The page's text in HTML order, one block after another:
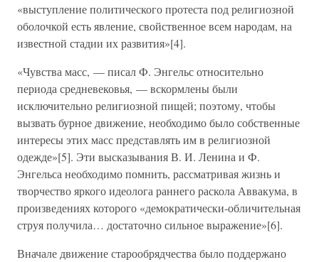
«выступление политического протеста под религиозной
оболочкой есть явление, свойственное всем народам, на
известной стадии их развития»[4].
«Чувства масс, — писал Ф. Энгельс относительно
периода средневековья, — вскормлены были
исключительно религиозной пищей; поэтому, чтобы
вызвать бурное движение, необходимо было собственные
интересы этих масс представлять им в религиозной
одежде»[5]. Эти высказывания В. И. Ленина и Ф.
Энгельса необходимо помнить, рассматривая жизнь и
творчество яркого идеолога раннего раскола Аввакума, в
произведениях которого «демократически-обличительная
струя получила… достаточно сильное выражение»[6].
Вначале движение старообрядчества было поддержано